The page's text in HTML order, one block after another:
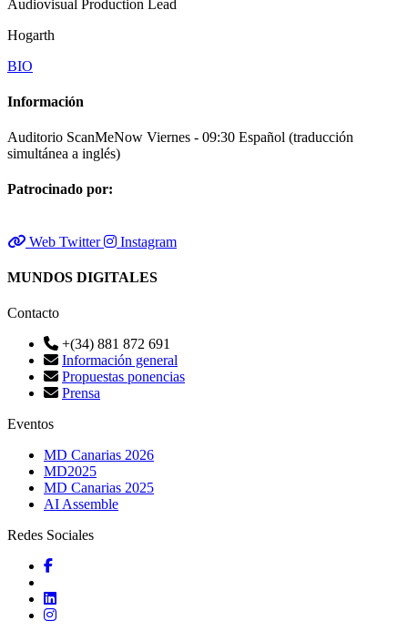
Audiovisual Production Lead
Hogarth
BIO
Información
Auditorio ScanMeNow Viernes - 09:30 Español (traducción
simultánea a inglés)
Patrocinado por:
Web Twitter Instagram
MUNDOS DIGITALES
Contacto
+(34) 881 872 691
Información general
Propuestas ponencias
Prensa
Eventos
MD Canarias 2026
MD2025
MD Canarias 2025
AI Assemble
Redes Sociales